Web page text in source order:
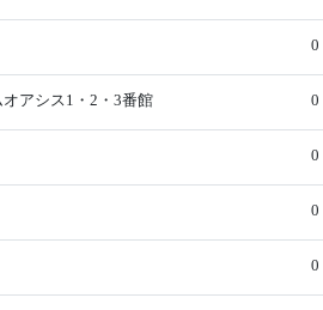
0
アシス1・2・3番館 0
0
0
0